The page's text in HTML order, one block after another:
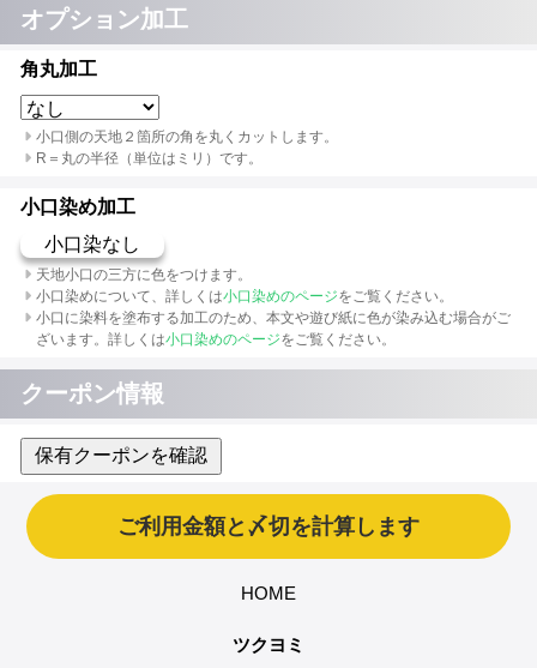
オプション加工
角丸加工
小口側の天地２箇所の角を丸くカットします。
R＝丸の半径（単位はミリ）です。
小口染め加工
小口染なし
天地小口の三方に色をつけます。
小口染めについて、詳しくは小口染めのページをご覧ください。
小口に染料を塗布する加工のため、本文や遊び紙に色が染み込む場合がご
ざいます。詳しくは小口染めのページをご覧ください。
クーポン情報
保有クーポンを確認
HOME
ツクヨミ